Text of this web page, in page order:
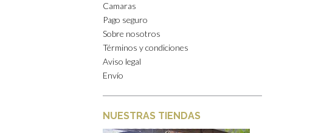
Camaras
Pago seguro
Sobre nosotros
Términos y condiciones
Aviso legal
Envío
NUESTRAS TIENDAS